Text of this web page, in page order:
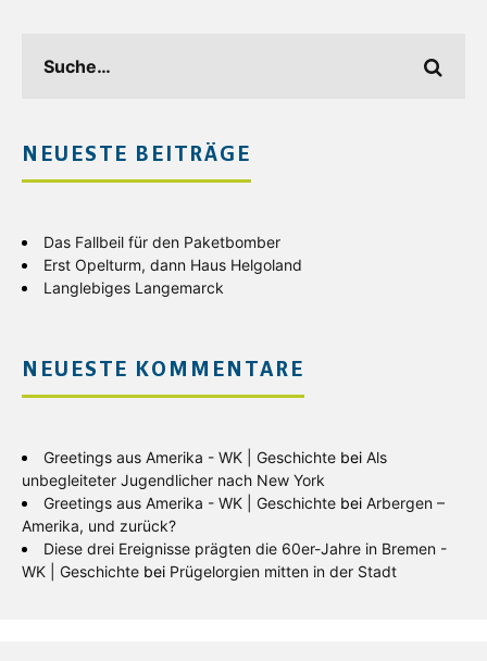
NEUESTE BEITRÄGE
Das Fallbeil für den Paketbomber
Erst Opelturm, dann Haus Helgoland
Langlebiges Langemarck
NEUESTE KOMMENTARE
Greetings aus Amerika - WK | Geschichte bei Als
unbegleiteter Jugendlicher nach New York
Greetings aus Amerika - WK | Geschichte bei Arbergen –
Amerika, und zurück?
Diese drei Ereignisse prägten die 60er-Jahre in Bremen -
WK | Geschichte bei Prügelorgien mitten in der Stadt